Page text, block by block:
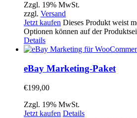
Zzgl. 19% MwSt.
zzgl. Versand
Jetzt kaufen Dieses Produkt weist
Optionen können auf der
Details
eBay Marketing-Paket
€199,00
Zzgl. 19% MwSt.
Jetzt kaufen Details